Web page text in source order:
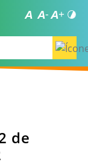
de